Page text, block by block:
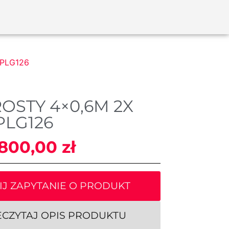
4×0,6M 2X
zł
ZAPYTANIE O PRODUKT
OPIS PRODUKTU